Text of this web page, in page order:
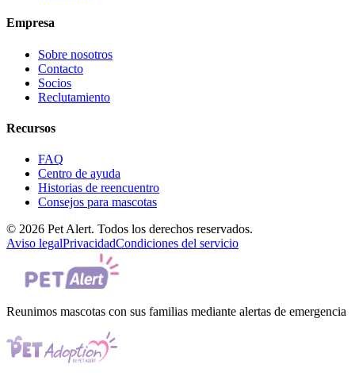
Empresa
Sobre nosotros
Contacto
Socios
Reclutamiento
Recursos
FAQ
Centro de ayuda
Historias de reencuentro
Consejos para mascotas
© 2026 Pet Alert. Todos los derechos reservados.
Aviso legalPrivacidadCondiciones del servicio
Reunimos mascotas con sus familias mediante alertas de emergencia